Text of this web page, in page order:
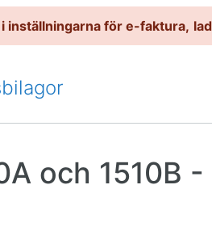
inställningarna för e-faktura, l
och 1510B -